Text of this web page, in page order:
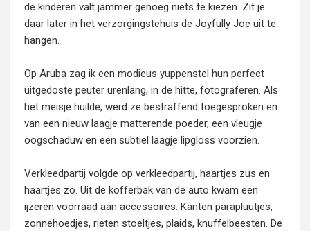
de kinderen valt jammer genoeg niets te kiezen. Zit je
daar later in het verzorgingstehuis de Joyfully Joe uit te
hangen.
Op Aruba zag ik een modieus yuppenstel hun perfect
uitgedoste peuter urenlang, in de hitte, fotograferen. Als
het meisje huilde, werd ze bestraffend toegesproken en
van een nieuw laagje matterende poeder, een vleugje
oogschaduw en een subtiel laagje lipgloss voorzien.
Verkleedpartij volgde op verkleedpartij, haartjes zus en
haartjes zo. Uit de kofferbak van de auto kwam een
ijzeren voorraad aan accessoires. Kanten parapluutjes,
zonnehoedjes, rieten stoeltjes, plaids, knuffelbeesten. De